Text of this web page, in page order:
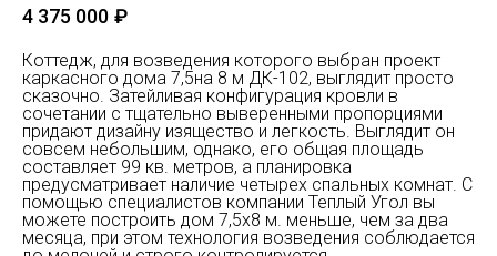
4 375 000 ₽
Коттедж, для возведения которого выбран проект
каркасного дома 7,5на 8 м ДК-102, выглядит просто
сказочно. Затейливая конфигурация кровли в
сочетании с тщательно выверенными пропорциями
придают дизайну изящество и легкость. Выглядит он
совсем небольшим, однако, его общая площадь
составляет 99 кв. метров, а планировка
предусматривает наличие четырех спальных комнат. С
помощью специалистов компании Теплый Угол вы
можете построить дом 7,5х8 м. меньше, чем за два
месяца, при этом технология возведения соблюдается